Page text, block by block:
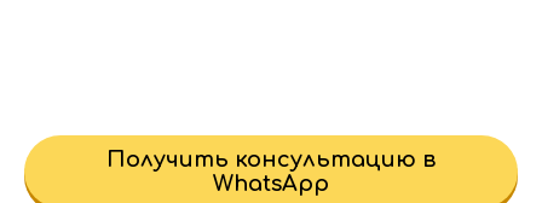
Получить консультацию в
WhatsApp